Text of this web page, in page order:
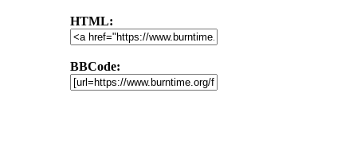
HTML:
BBCode: